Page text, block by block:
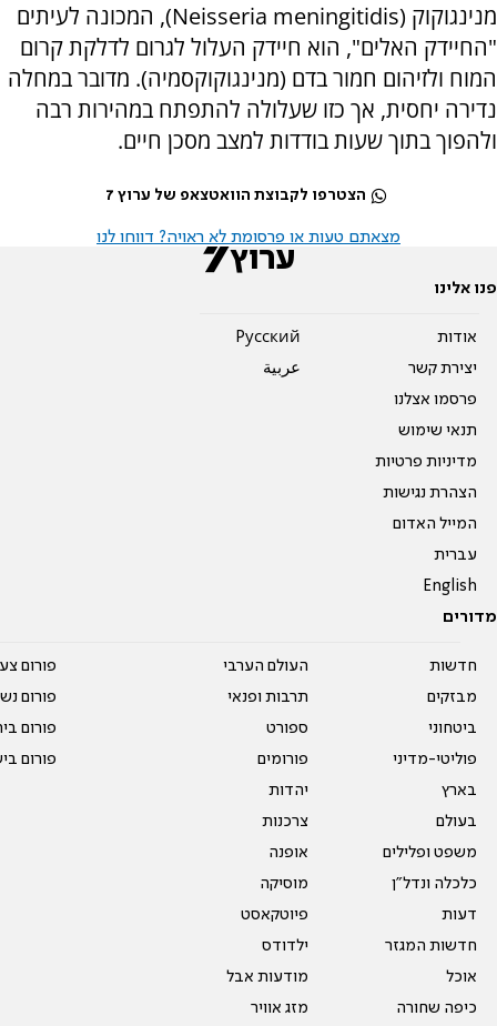
מנינגוקוק (Neisseria meningitidis), המכונה לעיתים
"החיידק האלים", הוא חיידק העלול לגרום לדלקת קרום
המוח ולזיהום חמור בדם (מנינגוקוקסמיה). מדובר במחלה
נדירה יחסית, אך כזו שעלולה להתפתח במהירות רבה
ולהפוך בתוך שעות בודדות למצב מסכן חיים.
הצטרפו לקבוצת הוואטצאפ של ערוץ 7
מצאתם טעות או פרסומת לא ראויה? דווחו לנו
פנו אלינו
אודות
יצירת קשר
פרסמו אצלנו
תנאי שימוש
מדיניות פרטיות
הצהרת נגישות
המייל האדום
עברית
English
Pусский
عربية
מדורים
חדשות
מבזקים
ביטחוני
פוליטי-מדיני
בארץ
בעולם
משפט ופלילים
כלכלה ונדל"ן
דעות
חדשות המגזר
אוכל
כיפה שחורה
העולם הערבי
תרבות ופנאי
ספורט
פורומים
יהדות
צרכנות
אופנה
מוסיקה
פיוטקאסט
ילדודס
מודעות אבל
מזג אוויר
פורום
פורום
פורום
פורום